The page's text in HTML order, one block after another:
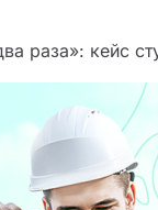
раза»‎: кейс